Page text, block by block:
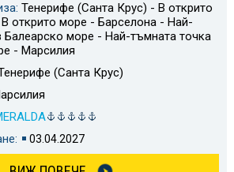
Тенерифе (Санта Крус) - В открито
открито море - Барселона - Най-
Балеарско море - Най-тъмната точка
- Марсилия
(Санта Крус)
03.04.2027